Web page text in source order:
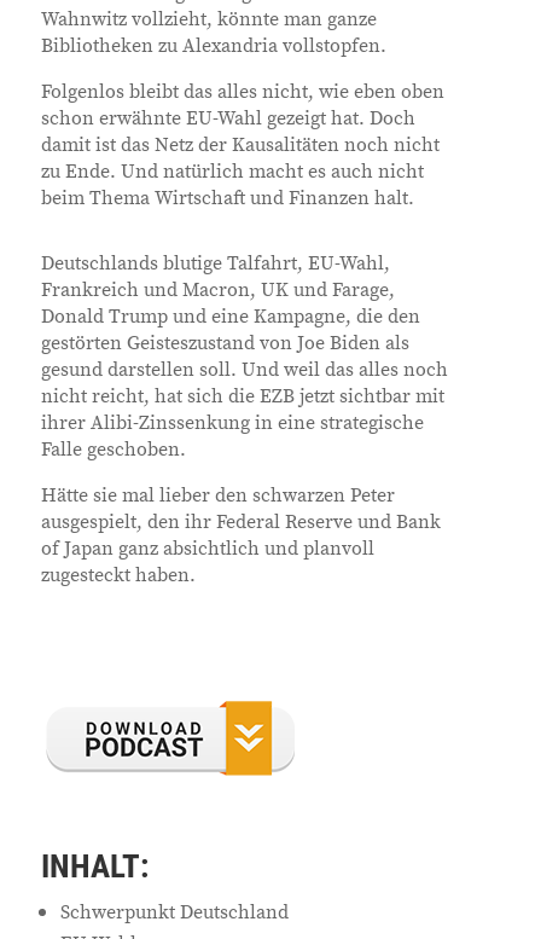
Wahnwitz vollzieht, könnte man ganze
Bibliotheken zu Alexandria vollstopfen.
Folgenlos bleibt das alles nicht, wie eben oben
schon erwähnte EU-Wahl gezeigt hat. Doch
damit ist das Netz der Kausalitäten noch nicht
zu Ende. Und natürlich macht es auch nicht
beim Thema Wirtschaft und Finanzen halt.
Deutschlands blutige Talfahrt, EU-Wahl,
Frankreich und Macron, UK und Farage,
Donald Trump und eine Kampagne, die den
gestörten Geisteszustand von Joe Biden als
gesund darstellen soll. Und weil das alles noch
nicht reicht, hat sich die EZB jetzt sichtbar mit
ihrer Alibi-Zinssenkung in eine strategische
Falle geschoben.
Hätte sie mal lieber den schwarzen Peter
ausgespielt, den ihr Federal Reserve und Bank
of Japan ganz absichtlich und planvoll
zugesteckt haben.
INHALT:
Schwerpunkt Deutschland